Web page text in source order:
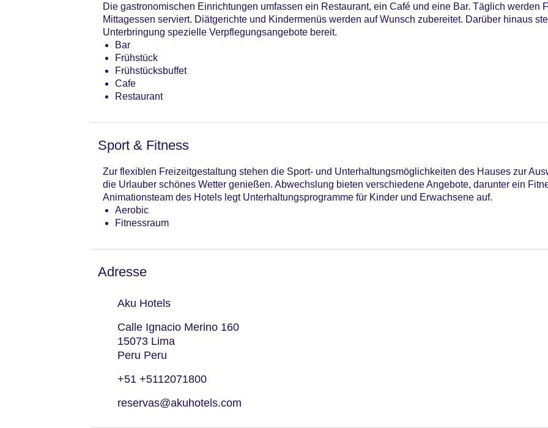
Gesamtanzahl der Stockwerke: 7
Gesamtanzahl der Zimmer: 36
Zahlungsarten: American Express, Diners Club, Mastercard, Visa
Landeskategorie: 4 Sterne
Die gastronomischen Einrichtungen umfassen ein Restaurant, ein Café und eine Bar. Täglich werden
Mittagessen serviert. Diätgerichte und Kindermenüs werden auf Wunsch zubereitet. Darüber hinaus
Unterbringung spezielle Verpflegungsangebote bereit.
Bar
Frühstück
Frühstücksbuffet
Cafe
Restaurant
Sport & Fitness
Zur flexiblen Freizeitgestaltung stehen die Sport- und Unterhaltungsmöglichkeiten des Hauses zur
die Urlauber schönes Wetter genießen. Abwechslung bieten verschiedene Angebote, darunter ein
Animationsteam des Hotels legt Unterhaltungsprogramme für Kinder und Erwachsene auf.
Aerobic
Fitnessraum
Adresse
Aku Hotels
Calle Ignacio Merino 160
15073 Lima
Peru Peru
+51 +5112071800
reservas@akuhotels.com